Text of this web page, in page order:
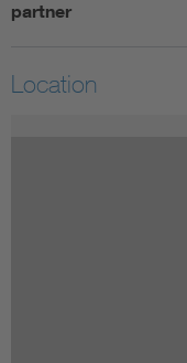
partner
Location